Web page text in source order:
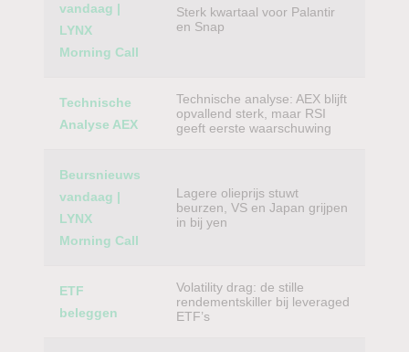
vandaag |
LYNX
Morning Call
Sterk kwartaal voor Palantir
en Snap
Technische
Analyse AEX
Technische analyse: AEX blijft
opvallend sterk, maar RSI
geeft eerste waarschuwing
Beursnieuws
vandaag |
LYNX
Morning Call
Lagere olieprijs stuwt
beurzen, VS en Japan grijpen
in bij yen
ETF
beleggen
Volatility drag: de stille
rendementskiller bij leveraged
ETF’s